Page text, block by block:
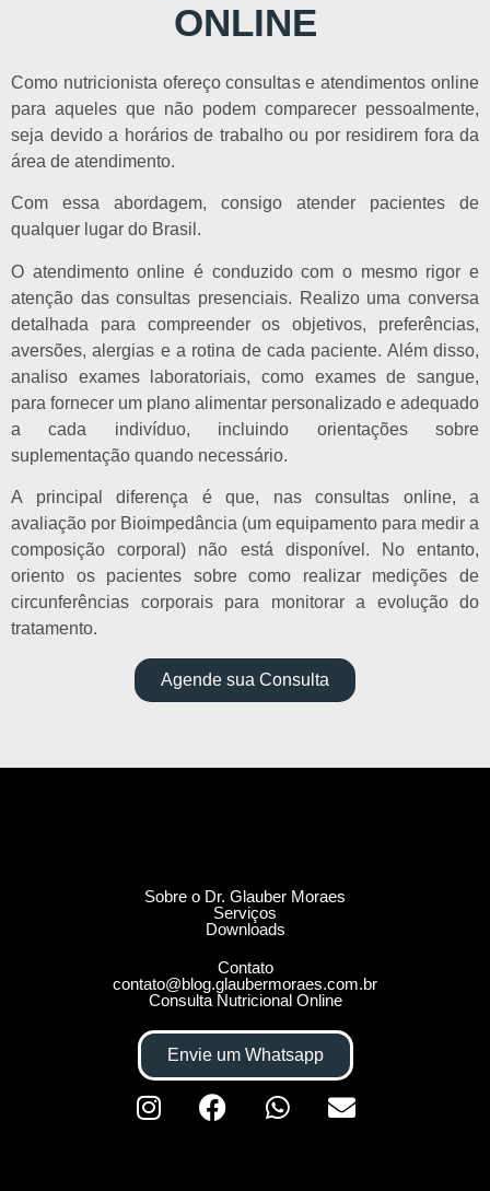
ONLINE
Como nutricionista ofereço consultas e atendimentos online
para aqueles que não podem comparecer pessoalmente,
seja devido a horários de trabalho ou por residirem fora da
área de atendimento.
Com essa abordagem, consigo atender pacientes de
qualquer lugar do Brasil.
O atendimento online é conduzido com o mesmo rigor e
atenção das consultas presenciais. Realizo uma conversa
detalhada para compreender os objetivos, preferências,
aversões, alergias e a rotina de cada paciente. Além disso,
analiso exames laboratoriais, como exames de sangue,
para fornecer um plano alimentar personalizado e adequado
a cada indivíduo, incluindo orientações sobre
suplementação quando necessário.
A principal diferença é que, nas consultas online, a
avaliação por Bioimpedância (um equipamento para medir a
composição corporal) não está disponível. No entanto,
oriento os pacientes sobre como realizar medições de
circunferências corporais para monitorar a evolução do
tratamento.
Agende sua Consulta
Sobre o Dr. Glauber Moraes
Serviços
Downloads
Contato
contato@blog.glaubermoraes.com.br
Consulta Nutricional Online
Envie um Whatsapp